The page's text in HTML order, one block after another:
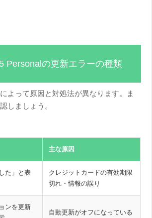
Personalの更新エラーの種類
よって原因と対処法が異なります。ま
しましょう。
主な原因
た」と表
クレジットカードの有効期限
切れ・情報の誤り
ンを更新
自動更新がオフになっている